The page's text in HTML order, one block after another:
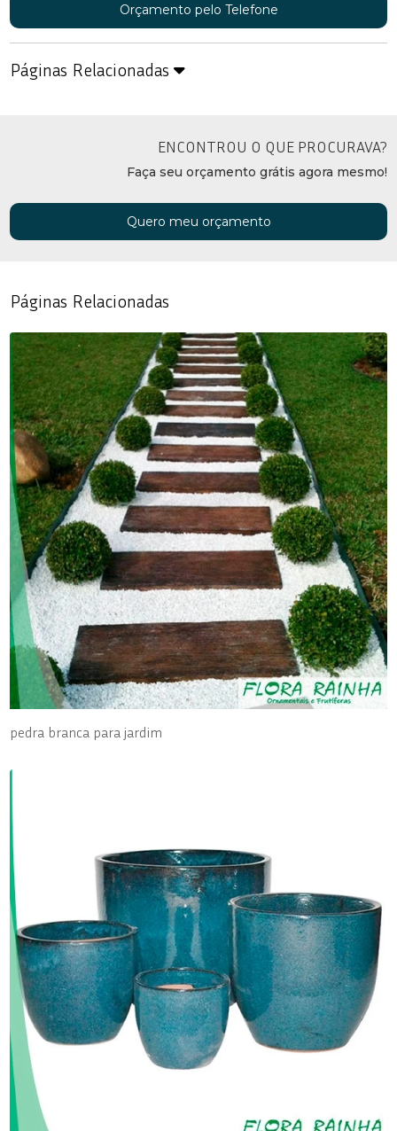
Orçamento pelo Telefone
Páginas Relacionadas
ENCONTROU O QUE PROCURAVA?
Faça seu orçamento grátis agora mesmo!
Quero meu orçamento
Páginas Relacionadas
pedra branca para jardim